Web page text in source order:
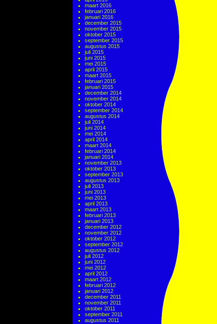
maart 2016
februari 2016
januari 2016
december 2015
november 2015
oktober 2015
september 2015
augustus 2015
juli 2015
juni 2015
mei 2015
april 2015
maart 2015
februari 2015
januari 2015
december 2014
november 2014
oktober 2014
september 2014
augustus 2014
juli 2014
juni 2014
mei 2014
april 2014
maart 2014
februari 2014
januari 2014
november 2013
oktober 2013
september 2013
augustus 2013
juli 2013
juni 2013
mei 2013
april 2013
maart 2013
februari 2013
januari 2013
december 2012
november 2012
oktober 2012
september 2012
augustus 2012
juli 2012
juni 2012
mei 2012
april 2012
maart 2012
februari 2012
januari 2012
december 2011
november 2011
oktober 2011
september 2011
augustus 2011